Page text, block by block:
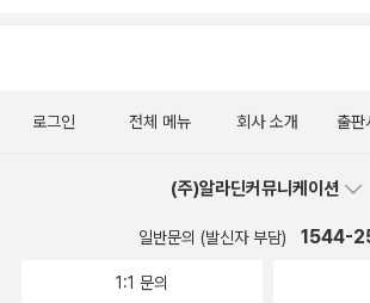
로그인 전체 메뉴 회사 소개 출판
(주)알라딘커뮤니케이션
일반문의 (발신자 부담) 1544-
1:1 문의